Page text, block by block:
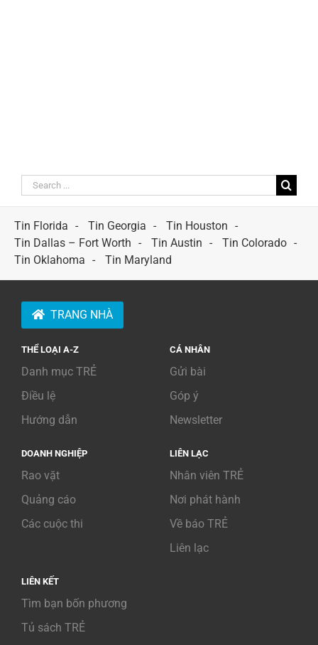
Search
for:
Tin Florida
Tin Georgia
Tin Houston
Tin Dallas – Fort Worth
Tin Austin
Tin Colorado
Tin Oklahoma
Tin Maryland
TRANG NHÀ
THỂ LOẠI A-Z
Danh mục TRẺ
Điều lệ
Hướng dẫn
CÁ NHÂN
Gửi bài
Góp ý
Newsletter
DOANH NGHIỆP
Rao vặt
Quảng cáo
Các cuộc thi
LIÊN LẠC
Nhân viên TRẺ
Nơi phát hành
Về báo TRẺ
Liên lạc
LIÊN KẾT
Tìm bạn bốn phương
Tủ sách TRẺ